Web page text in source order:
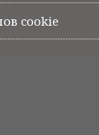
cookie